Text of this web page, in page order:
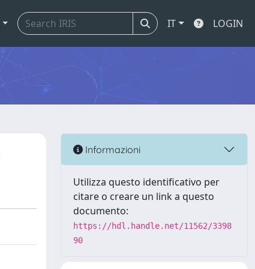
IT LOGIN
Informazioni
Utilizza questo identificativo per
citare o creare un link a questo
documento:
https://hdl.handle.net/11562/3398
90